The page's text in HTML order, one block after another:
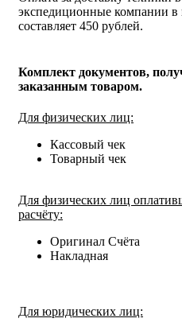
экспедиционные компании
составляет 450 рублей.
Комплект документов,
заказанным товаром.
Для физических лиц:
Кассовый чек
Товарный чек
Для физических лиц
расчёту:
Оригинал Счёта
Накладная
Для юридических лиц: